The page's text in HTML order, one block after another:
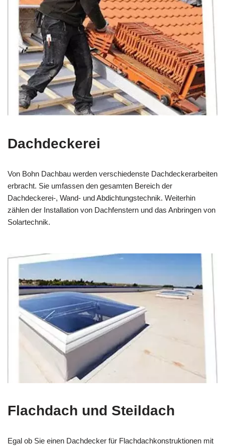
Dachdeckerei
Von Bohn Dachbau werden verschiedenste Dachdeckerarbeiten
erbracht. Sie umfassen den gesamten Bereich der
Dachdeckerei-, Wand- und Abdichtungstechnik. Weiterhin
zählen der Installation von Dachfenstern und das Anbringen von
Solartechnik.
Flachdach und Steildach
Egal ob Sie einen Dachdecker für Flachdachkonstruktionen mit